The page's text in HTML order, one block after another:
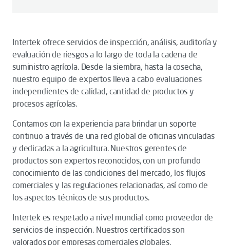
Intertek ofrece servicios de inspección, análisis, auditoría y
evaluación de riesgos a lo largo de toda la cadena de
suministro agrícola. Desde la siembra, hasta la cosecha,
nuestro equipo de expertos lleva a cabo evaluaciones
independientes de calidad, cantidad de productos y
procesos agrícolas.
Contamos con la experiencia para brindar un soporte
continuo a través de una red global de oficinas vinculadas
y dedicadas a la agricultura. Nuestros gerentes de
productos son expertos reconocidos, con un profundo
conocimiento de las condiciones del mercado, los flujos
comerciales y las regulaciones relacionadas, así como de
los aspectos técnicos de sus productos.
Intertek es respetado a nivel mundial como proveedor de
servicios de inspección. Nuestros certificados son
valorados por empresas comerciales globales,